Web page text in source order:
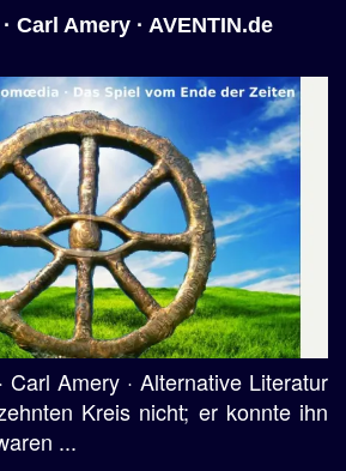
Carl Amery · AVENTIN.de
Carl Amery · Alternative Literatur
Kreis nicht; er konnte ihn
...